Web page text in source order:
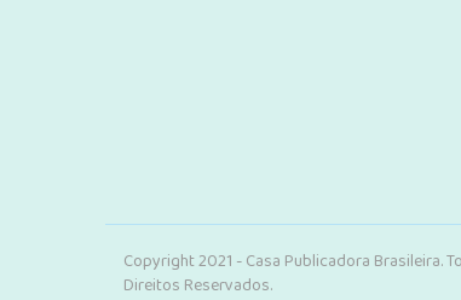
Copyright 2021 - Casa Publicadora Brasileira.
Direitos Reservados.